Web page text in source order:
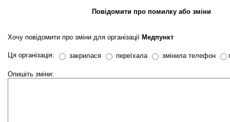
Повідомити про помилку або зміни
Хочу повідомити про зміни для організації Медпункт
Ця організація: закрилася переїхала змінила телефон
Опишіть зміни: